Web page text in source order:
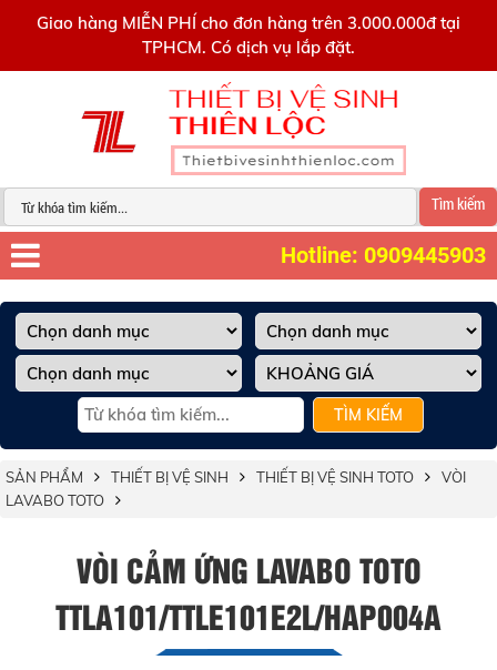
Giao hàng MIỄN PHÍ cho đơn hàng trên 3.000.000đ tại
TPHCM. Có dịch vụ lắp đặt.
Tìm kiếm
Hotline: 0909445903
TÌM KIẾM
SẢN PHẨM THIẾT BỊ VỆ SINH THIẾT BỊ VỆ SINH TOTO
VÒI
LAVABO TOTO
VÒI CẢM ỨNG LAVABO TOTO
TTLA101/TTLE101E2L/HAP004A
0909445903